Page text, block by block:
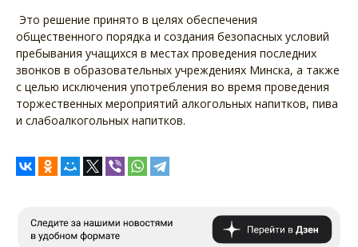
Это решение принято в целях обеспечения
общественного порядка и создания безопасных условий
пребывания учащихся в местах проведения последних
звонков в образовательных учреждениях Минска, а также
с целью исключения употребления во время проведения
торжественных мероприятий алкогольных напитков, пива
и слабоалкогольных напитков.